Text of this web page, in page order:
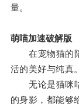
量。
萌喵加速破解版
在宠物猫的陪
活的美好与纯真。
无论是猫咪咕
的身影，都能够